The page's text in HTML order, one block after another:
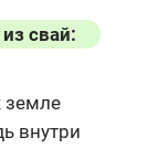
свай:
земле
внутри